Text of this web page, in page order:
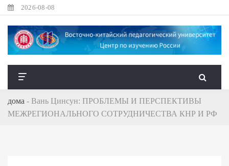
2026-08-08
дома - Вань Цинсун: ПРОБЛЕМЫ И ПЕРСПЕКТИВЫ
МЕЖРЕГИОНАЛЬНОГО СОТРУДНИЧЕСТВА КНР И РФ